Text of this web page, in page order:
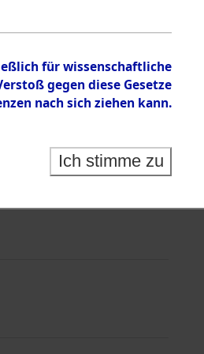
für wissenschaftliche
gegen diese Gesetze
nach sich ziehen kann.
Ich stimme zu